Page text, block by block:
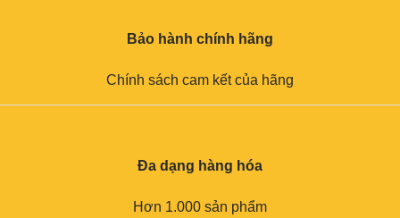
Bảo hành chính hãng
Chính sách cam kết của hãng
Đa dạng hàng hóa
Hơn 1.000 sản phẩm